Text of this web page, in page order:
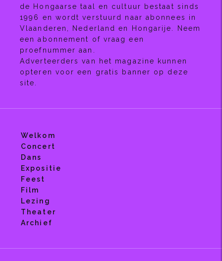
de Hongaarse taal en cultuur bestaat sinds
1996 en wordt verstuurd naar abonnees in
Vlaanderen, Nederland en Hongarije. Neem
een abonnement of vraag een
proefnummer aan.
Adverteerders van het magazine kunnen
opteren voor een gratis banner op deze
site.
Welkom
Concert
Dans
Expositie
Feest
Film
Lezing
Theater
Archief